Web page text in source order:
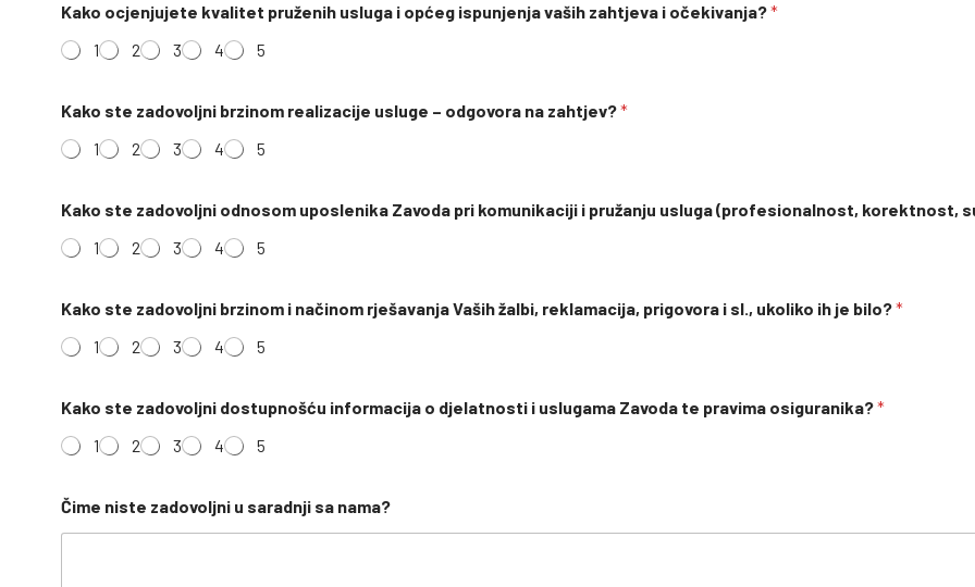
Kako ocjenjujete kvalitet pruženih usluga i općeg ispunjenja vaših zahtjeva i očekivanja?*
1
2 3 4 5
Kako ste zadovoljni brzinom realizacije usluge – odgovora na zahtjev?*
1
2 3 4 5
Kako ste zadovoljni odnosom uposlenika Zavoda pri komunikaciji i pružanju usluga (profesionalnost, korektnost,
1
2 3 4 5
a
k
o
r
e
s
o
s
i
Kako ste zadovoljni brzinom i načinom rješavanja Vaših žalbi, reklamacija, prigovora i sl., ukoliko ih je bilo?*
1
2 3 4 5
Kako ste zadovoljni dostupnošću informacija o djelatnosti i uslugama Zavoda te pravima osiguranika?*
1
2 3 4 5
Čime niste zadovoljni u saradnji sa nama?